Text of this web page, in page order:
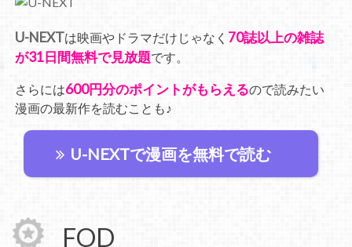
U-NEXTは映画やドラマだけじゃなく 70誌以上の雑誌
が31日間無料で見放題です。
さらには600円分のポイントがもらえるので読みたい
漫画の最新作を読むことも♪
U-NEXTで漫画を無料で読む
FOD